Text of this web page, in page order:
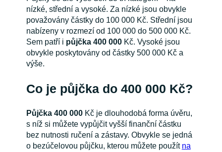
nízké, střední a vysoké. Za nízké jsou obvykle
považovány částky do 100 000 Kč. Střední jsou
nabízeny v rozmezí od 100 000 do 500 000 Kč.
Sem patří i půjčka 400 000 Kč. Vysoké jsou
obvykle poskytovány od částky 500 000 Kč a
výše.
Co je půjčka do 400 000 Kč?
Půjčka 400 000 Kč je dlouhodobá forma úvěru,
s níž si můžete vypůjčit vyšší finanční částku
bez nutnosti ručení a zástavy. Obvykle se jedná
o bezúčelovou půjčku, kterou můžete použít na